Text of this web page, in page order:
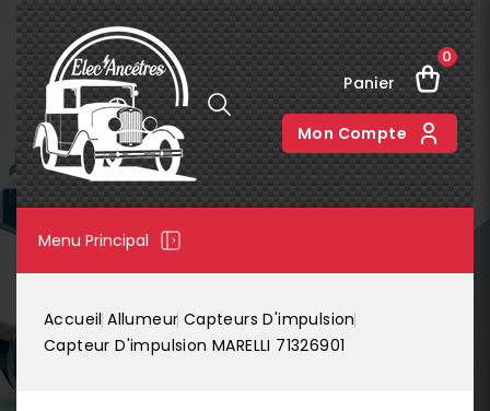
Panier
0
Mon Compte
Menu Principal
Accueil Allumeur Capteurs D'impulsion
Capteur D'impulsion MARELLI 71326901